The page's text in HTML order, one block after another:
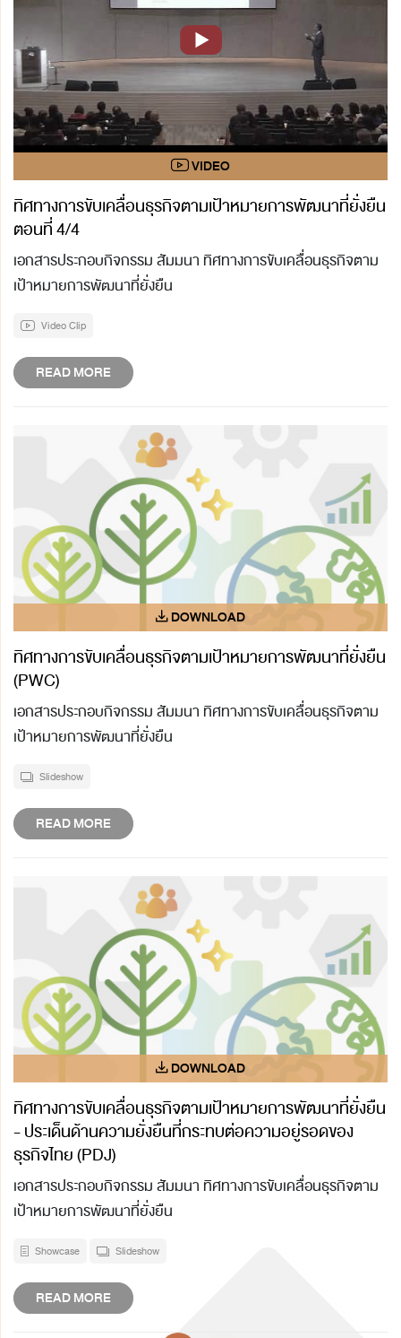
ทิศทางการขับเคลื่อนธุรกิจตามเป้าหมายการพัฒนาที่ยั่งยืน
ตอนที่ 4/4
เอกสารประกอบกิจกรรม สัมมนา ทิศทางการขับเคลื่อนธุรกิจตาม
เป้าหมายการพัฒนาที่ยั่งยืน
Video Clip
READ MORE
ทิศทางการขับเคลื่อนธุรกิจตามเป้าหมายการพัฒนาที่ยั่งยืน
(PWC)
เอกสารประกอบกิจกรรม สัมมนา ทิศทางการขับเคลื่อนธุรกิจตาม
เป้าหมายการพัฒนาที่ยั่งยืน
Slideshow
READ MORE
ทิศทางการขับเคลื่อนธุรกิจตามเป้าหมายการพัฒนาที่ยั่งยืน
- ประเด็นด้านความยั่งยืนที่กระทบต่อความอยู่รอดของ
ธุรกิจไทย (PDJ)
เอกสารประกอบกิจกรรม สัมมนา ทิศทางการขับเคลื่อนธุรกิจตาม
เป้าหมายการพัฒนาที่ยั่งยืน
Showcase Slideshow
READ MORE